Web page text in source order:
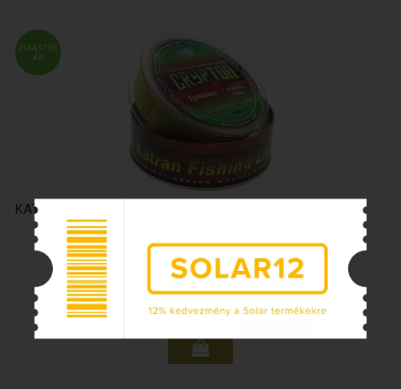
FMASTER
ÁR
KATRAN CRYPTON SYMBIOS
9 595 Ft
13 195Ft